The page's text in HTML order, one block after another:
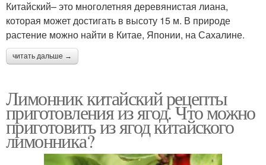
Китайский– это многолетняя деревянистая лиана,
которая может достигать в высоту 15 м. В природе
растение можно найти в Китае, Японии, на Сахалине.
читать дальше →
Лимонник китайский рецепты
приготовления из ягод. Что можно
приготовить из ягод китайского
лимонника?